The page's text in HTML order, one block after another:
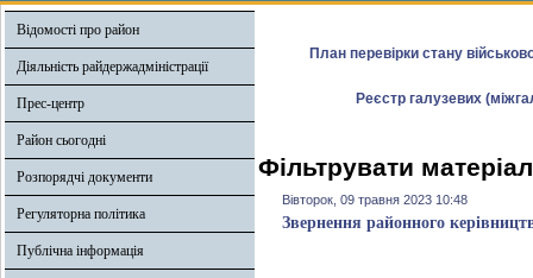
Відомості про район
Діяльність райдержадміністрації
Прес-центр
Район сьогодні
Розпорядчі документи
Регуляторна політика
Публічна інформація
План перевірки стану
Реєстр галузевих
Фільтрувати
Вівторок, 09 травня 2023 10:48
Звернення районного